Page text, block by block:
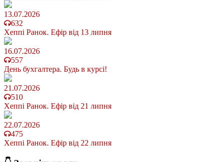
13.07.2026
632
Хеппі Ранок. Ефір від 13 липня
16.07.2026
557
День бухгалтера. Будь в курсі!
21.07.2026
510
Хеппі Ранок. Ефір від 21 липня
22.07.2026
475
Хеппі Ранок. Ефір від 22 липня